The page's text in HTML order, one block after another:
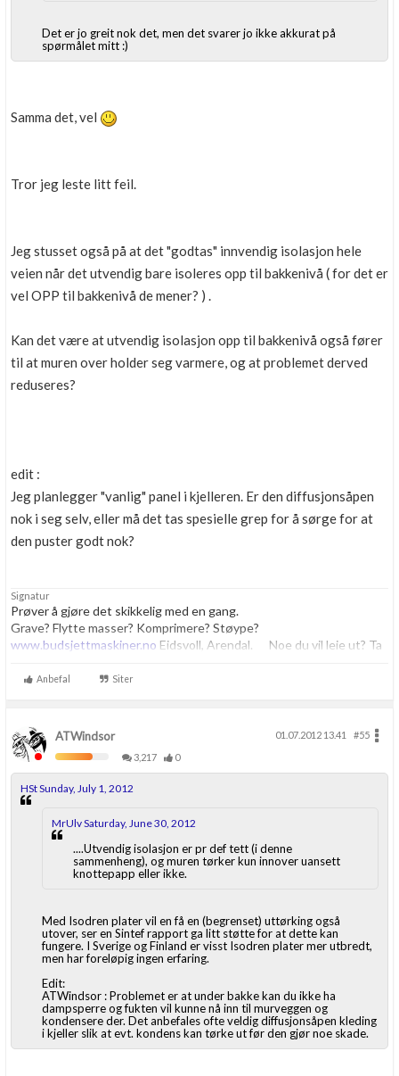
Det er jo greit nok det, men det svarer jo ikke akkurat på
spørmålet mitt :)
Samma det, vel
Tror jeg leste litt feil.
Jeg stusset også på at det "godtas" innvendig isolasjon hele
veien når det utvendig bare isoleres opp til bakkenivå ( for det er
vel OPP til bakkenivå de mener? ) .
Kan det være at utvendig isolasjon opp til bakkenivå også fører
til at muren over holder seg varmere, og at problemet derved
reduseres?
edit :
Jeg planlegger "vanlig" panel i kjelleren. Er den diffusjonsåpen
nok i seg selv, eller må det tas spesielle grep for å sørge for at
den puster godt nok?
Signatur
Prøver å gjøre det skikkelig med en gang.
Grave? Flytte masser? Komprimere? Støype?
www.budsjettmaskiner.no Eidsvoll, Arendal. Noe du vil leie ut? Ta
Anbefal Siter
ATWindsor 01.07.2012 13.41
#55
3,217
0
HSt Sunday, July 1, 2012
MrUlv Saturday, June 30, 2012
....Utvendig isolasjon er pr def tett (i denne
sammenheng), og muren tørker kun innover uansett
knottepapp eller ikke.
Med Isodren plater vil en få en (begrenset) uttørking også
utover, ser en Sintef rapport ga litt støtte for at dette kan
fungere. I Sverige og Finland er visst Isodren plater mer utbredt,
men har foreløpig ingen erfaring.
Edit:
ATWindsor : Problemet er at under bakke kan du ikke ha
dampsperre og fukten vil kunne nå inn til murveggen og
kondensere der. Det anbefales ofte veldig diffusjonsåpen kleding
i kjeller slik at evt. kondens kan tørke ut før den gjør noe skade.